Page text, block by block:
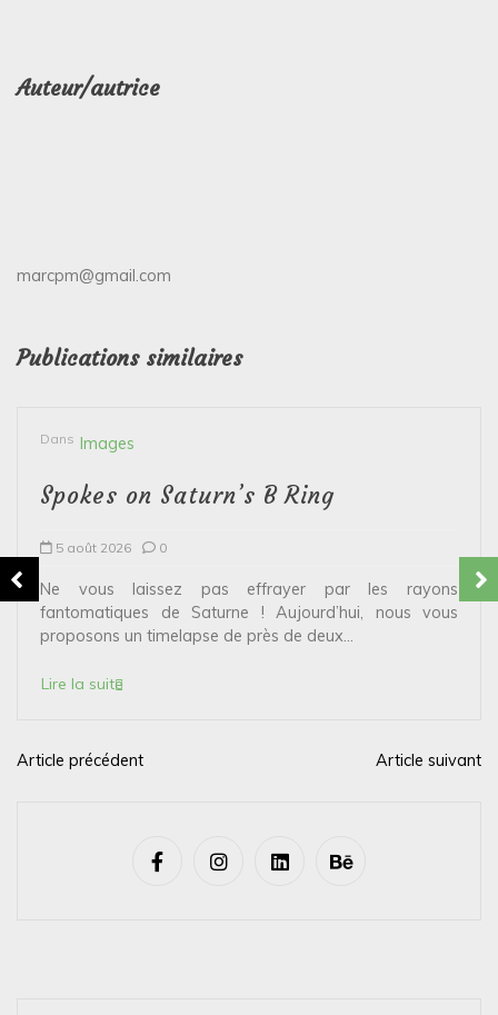
Auteur/autrice
marcpm@gmail.com
Publications similaires
Dans Images
Spokes on Saturn’s B Ring
5 août 2026 0
Ne vous laissez pas effrayer par les rayons
fantomatiques de Saturne ! Aujourd’hui, nous vous
proposons un timelapse de près de deux...
Lire la suite
N
Article précédent Article suivant